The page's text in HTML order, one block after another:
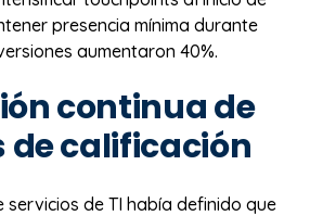
presencia mínima durante
aumentaron 40%.
continua de
de calificación
servicios de TI había definido que